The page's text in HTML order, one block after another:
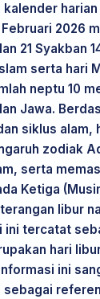
kalender
2026
21 Syakban
serta hari
neptu 10
Jawa.
siklus alam,
zodiak
serta
Ketiga
libur
ini tercatat
hari
ini
sebagai